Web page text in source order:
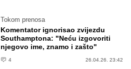
Tokom prenosa
Komentator ignorisao zvijezdu
Southamptona: "Neću izgovoriti
njegovo ime, znamo i zašto"
4 26.04.26. 23:42